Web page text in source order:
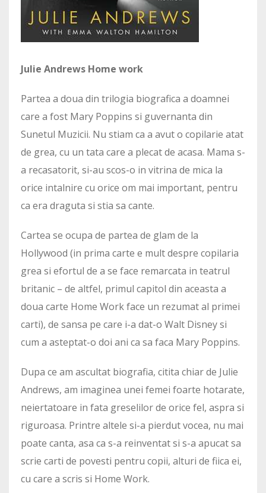
Julie Andrews Home work
Partea a doua din trilogia biografica a doamnei
care a fost Mary Poppins si guvernanta din
Sunetul Muzicii. Nu stiam ca a avut o copilarie atat
de grea, cu un tata care a plecat de acasa. Mama s-
a recasatorit, si-au scos-o in vitrina de mica la
orice intalnire cu orice om mai important, pentru
ca era draguta si stia sa cante.
Cartea se ocupa de partea de glam de la
Hollywood (in prima carte e mult despre copilaria
grea si efortul de a se face remarcata in teatrul
britanic – de altfel, primul capitol din aceasta a
doua carte Home Work face un rezumat al primei
carti), de sansa pe care i-a dat-o Walt Disney si
cum a asteptat-o doi ani ca sa faca Mary Poppins.
Dupa ce am ascultat biografia, citita chiar de Julie
Andrews, am imaginea unei femei foarte hotarate,
neiertatoare in fata greselilor de orice fel, aspra si
riguroasa. Printre altele si-a pierdut vocea, nu mai
poate canta, asa ca s-a reinventat si s-a apucat sa
scrie carti de povesti pentru copii, alturi de fiica ei,
cu care a scris si Home Work.